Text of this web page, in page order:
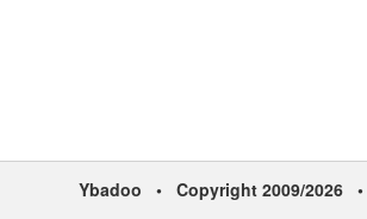
Ybadoo • Copyright 2009/2026 •